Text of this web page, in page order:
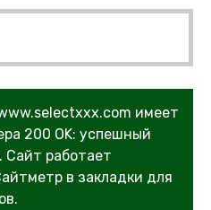
имеет
200 OK: успешный
Сайт работает
в закладки для